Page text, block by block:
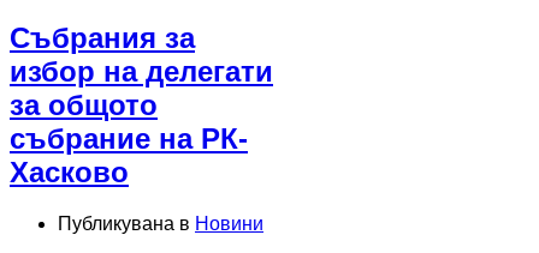
Събрания за
избор на делегати
за общото
събрание на РК-
Хасково
Публикувана в Новини